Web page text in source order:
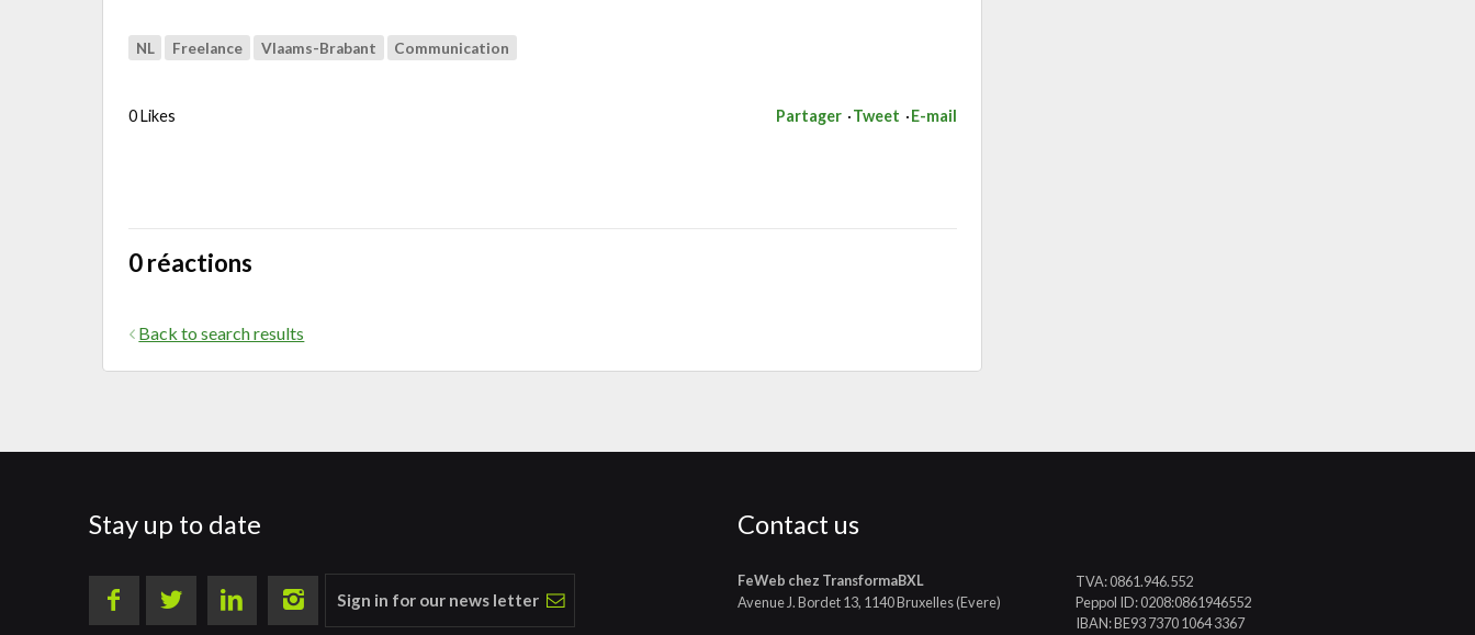
NL Freelance Vlaams-Brabant Communication
0 Likes Partager Tweet E-mail
0 réactions
Back to search results
Stay up to date
Sign in for our news letter
Contact us
FeWeb chez TransformaBXL
Avenue J. Bordet 13, 1140 Bruxelles (Evere)
TVA: 0861.946.552
Peppol ID: 0208:0861946552
IBAN: BE93 7370 1064 3367